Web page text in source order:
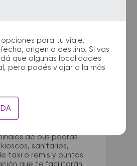
para tu viaje.
origen o destino. Si vas
que algunas localidades
pero podés viajar a la más
las
de micro de
Parana?
ubicada en Av.
Martin. La terminal de
Parana se
de bus podrás
sanitarios,
taxi o remis y puntos
que te facilitarán